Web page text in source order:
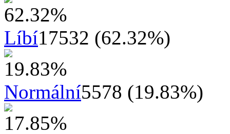
Líbí17532 (62.32%)
Normální5578 (19.83%)